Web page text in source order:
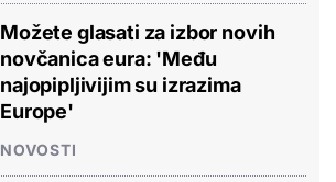
Možete glasati za izbor novih
novčanica eura: 'Među
najopipljivijim su izrazima
Europe'
NOVOSTI